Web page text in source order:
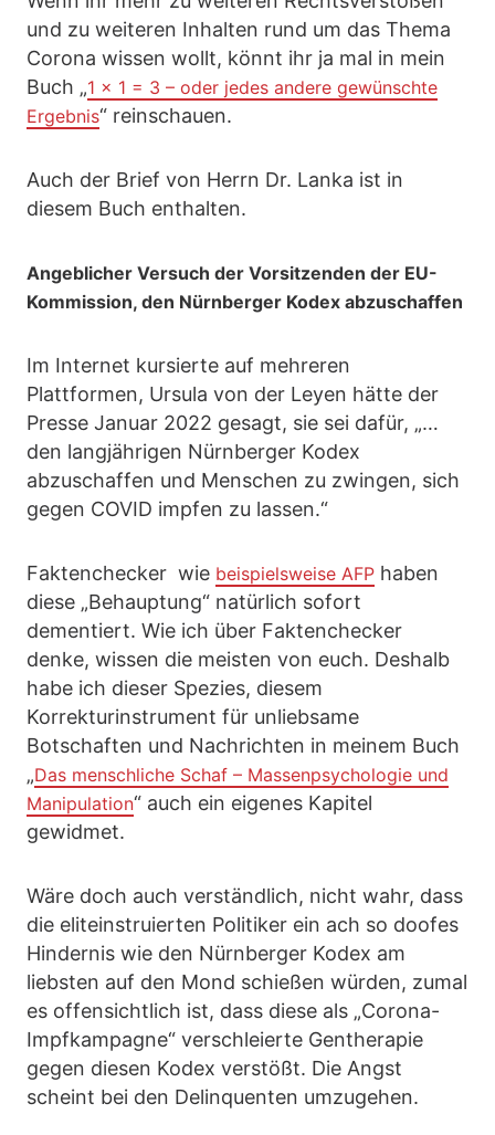
und zu weiteren Inhalten rund um das Thema
Corona wissen wollt, könnt ihr ja mal in mein
Buch „1 x 1 = 3 – oder jedes andere gewünschte
Ergebnis“ reinschauen.
Auch der Brief von Herrn Dr. Lanka ist in
diesem Buch enthalten.
Angeblicher Versuch der Vorsitzenden der EU-
Kommission, den Nürnberger Kodex abzuschaffen
Im Internet kursierte auf mehreren
Plattformen, Ursula von der Leyen hätte der
Presse Januar 2022 gesagt, sie sei dafür, „…
den langjährigen Nürnberger Kodex
abzuschaffen und Menschen zu zwingen, sich
gegen COVID impfen zu lassen.“
Faktenchecker wie beispielsweise AFP haben
diese „Behauptung“ natürlich sofort
dementiert. Wie ich über Faktenchecker
denke, wissen die meisten von euch. Deshalb
habe ich dieser Spezies, diesem
Korrekturinstrument für unliebsame
Botschaften und Nachrichten in meinem Buch
„Das menschliche Schaf – Massenpsychologie und
Manipulation“ auch ein eigenes Kapitel
gewidmet.
Wäre doch auch verständlich, nicht wahr, dass
die eliteinstruierten Politiker ein ach so doofes
Hindernis wie den Nürnberger Kodex am
liebsten auf den Mond schießen würden, zumal
es offensichtlich ist, dass diese als „Corona-
Impfkampagne“ verschleierte Gentherapie
gegen diesen Kodex verstößt. Die Angst
scheint bei den Delinquenten umzugehen.